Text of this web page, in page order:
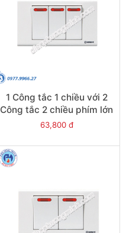
1 Công tắc 1 chiều với 2
Công tắc 2 chiều phím lớn
có đèn báo đỏ - Model
2R/DL)
63,800 đ